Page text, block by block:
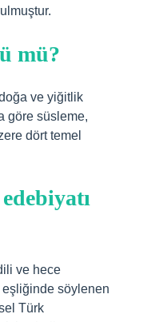
mü?
ve yiğitlik
göre süsleme,
dört temel
ve hece
eşliğinde söylenen
Türk